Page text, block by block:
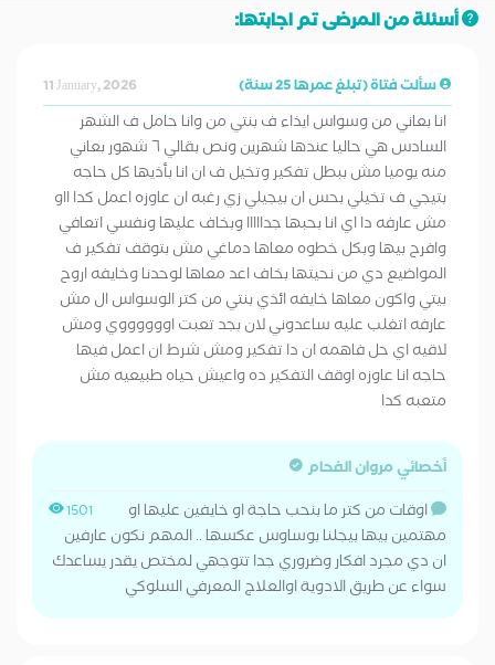
أسئلة من المرضى تم اجابتها:
سألت فتاة (تبلغ عمرها 25 سنة) 11 January, 2026
انا بعاني من وسواس ايذاء ف بنتي من وانا حامل ف الشهر
السادس هي حاليا عندها شهرين ونص بقالي ٦ شهور بعاني
منه يوميا مش ببطل تفكير وتخيل ف ان انا بأذيها كل حاجه
بتيجي ف تخيلي بحس ان بيجيلي زي رغبه ان عاوزه اعمل كدا ااو
مش عارفه دا اي انا بحبها جدااااا وبخاف عليها ونفسي اتعافي
وافرح بيها وبكل خطوه معاها دماغي مش بتوقف تفكير ف
المواضيع دي من نحيتها بخاف اعد معاها لوحدنا وخايفه اروح
بيتي واكون معاها خايفه ائذي بنتي من كتر الوسواس ال مش
عارفه اتغلب عليه ساعدوني لان بجد تعبت اووووووي ومش
لاقيه اي حل فاهمه ان دا تفكير ومش شرط ان اعمل فيها
حاجه انا عاوزه اوقف التفكير ده واعيش حياه طبيعيه مش
متعبه كدا
أخصائي مروان الفحام
1501
اوقات من كتر ما بنحب حاجة او خايفين عليها او
مهتمين بيها بيجلنا بوساوس عكسها .. المهم نكون عارفين
ان دي مجرد افكار وضروري جدا تتوجهي لمختص يقدر يساعدك
سواء عن طريق الادوية اوالعلاج المعرفي السلوكي